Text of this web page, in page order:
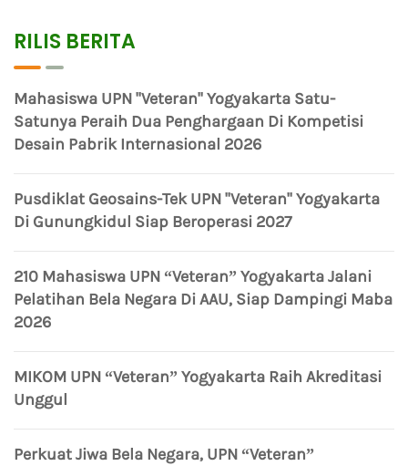
RILIS BERITA
Mahasiswa UPN "Veteran" Yogyakarta Satu-
Satunya Peraih Dua Penghargaan Di Kompetisi
Desain Pabrik Internasional 2026
Pusdiklat Geosains-Tek UPN "Veteran" Yogyakarta
Di Gunungkidul Siap Beroperasi 2027
210 Mahasiswa UPN “Veteran” Yogyakarta Jalani
Pelatihan Bela Negara Di AAU, Siap Dampingi Maba
2026
MIKOM UPN “Veteran” Yogyakarta Raih Akreditasi
Unggul
Perkuat Jiwa Bela Negara, UPN “Veteran”